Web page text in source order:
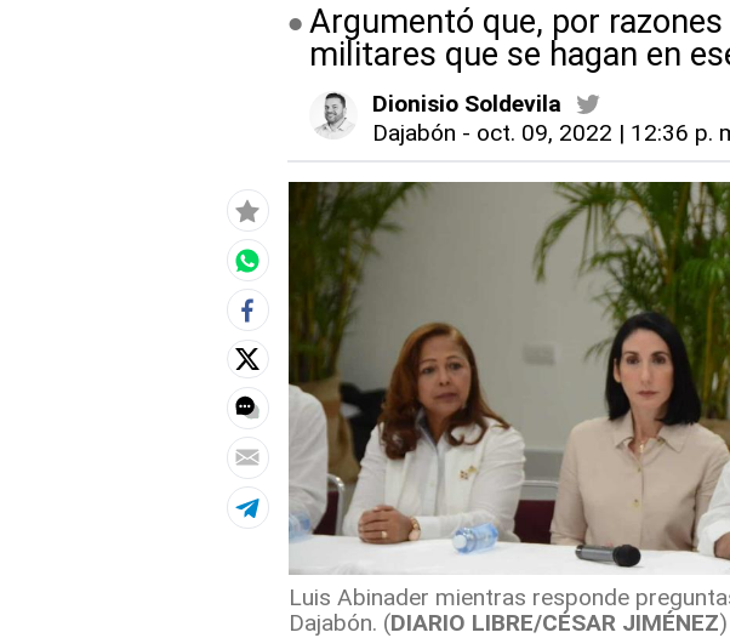
Argumentó que, por
militares que se hagan en
Dionisio Soldevila
Dajabón - oct. 09, 2022 | 12:36 p.
Luis Abinader mientras responde
Dajabón. (DIARIO LIBRE/CÉSAR JIMÉNEZ)